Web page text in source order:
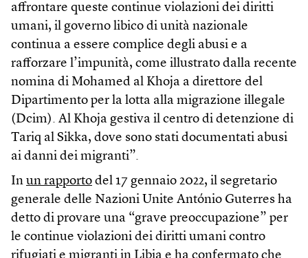
affrontare queste continue violazioni dei diritti
umani, il governo libico di unità nazionale
continua a essere complice degli abusi e a
rafforzare l’impunità, come illustrato dalla recente
nomina di Mohamed al Khoja a direttore del
Dipartimento per la lotta alla migrazione illegale
(Dcim). Al Khoja gestiva il centro di detenzione di
Tariq al Sikka, dove sono stati documentati abusi
ai danni dei migranti”.
In un rapporto del 17 gennaio 2022, il segretario
generale delle Nazioni Unite António Guterres ha
detto di provare una “grave preoccupazione” per
le continue violazioni dei diritti umani contro
rifugiati e migranti in Libia e ha confermato che